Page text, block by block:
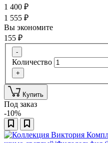
1 400 ₽
1 555 ₽
Вы экономите
155 ₽
-
Количество
+
Купить
Под заказ
-10%